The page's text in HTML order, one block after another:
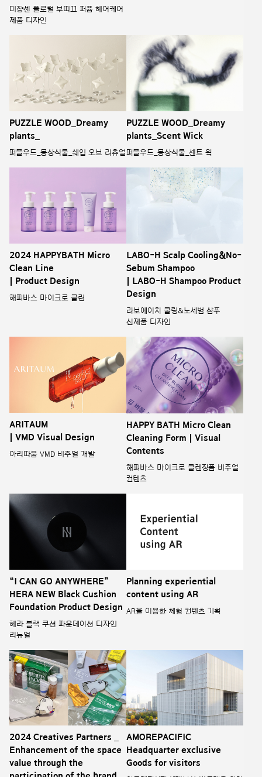
미쟝센 플로럴 부띠끄 퍼퓸 헤어케어
제품 디자인
PUZZLE WOOD_Dreamy
plants_
퍼즐우드_몽상식물_쉐입 오브 리츄얼
PUZZLE WOOD_Dreamy
plants_Scent Wick
퍼즐우드_몽상식물_센트 윅
2024 HAPPYBATH Micro
Clean Line
| Product Design
해피바스 마이크로 클린
LABO-H Scalp Cooling&No-
Sebum Shampoo
| LABO-H Shampoo Product
Design
라보에이치 쿨링&노세범 샴푸
신제품 디자인
ARITAUM
| VMD Visual Design
아리따움 VMD 비주얼 개발
HAPPY BATH Micro Clean
Cleaning Form | Visual
Contents
해피바스 마이크로 클렌징폼 비주얼
컨텐츠
“I CAN GO ANYWHERE”
HERA NEW Black Cushion
Foundation Product Design
헤라 블랙 쿠션 파운데이션 디자인
리뉴얼
Planning experiential
content using AR
AR을 이용한 체험 컨텐츠 기획
2024 Creatives Partners _
Enhancement of the space
value through the
AMOREPACIFIC
Headquarter exclusive
Goods for visitors